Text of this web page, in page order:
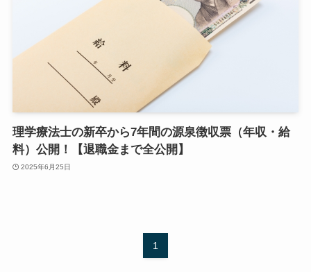
理学療法士の新卒から7年間の源泉徴収票（年収・給
料）公開！【退職金まで全公開】
2025年6月25日
1